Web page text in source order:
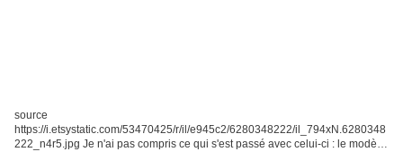
source
https://i.etsystatic.com/53470425/r/il/e945c2/6280348222/il_794xN.6280348
222_n4r5.jpg Je n'ai pas compris ce qui s'est passé avec celui-ci : le modèle